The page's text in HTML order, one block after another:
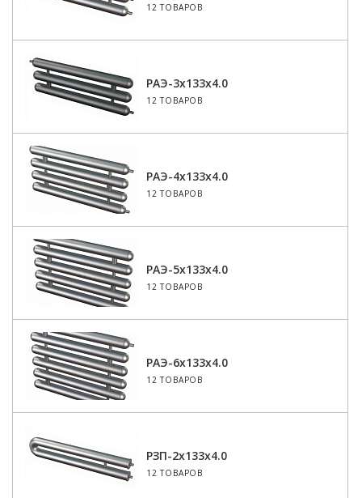
12 ТОВАРОВ
РАЭ-3x133x4.0
12 ТОВАРОВ
РАЭ-4x133x4.0
12 ТОВАРОВ
РАЭ-5x133x4.0
12 ТОВАРОВ
РАЭ-6x133x4.0
12 ТОВАРОВ
РЗП-2x133x4.0
12 ТОВАРОВ